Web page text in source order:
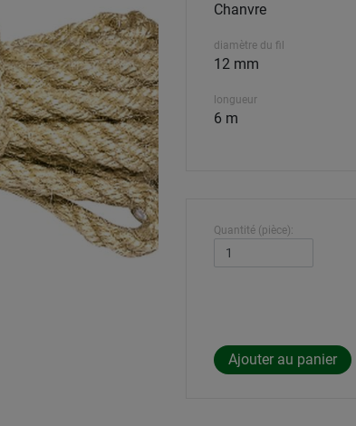
Chanvre
diamètre du fil
12 mm
longueur
6 m
Quantité (pièce):